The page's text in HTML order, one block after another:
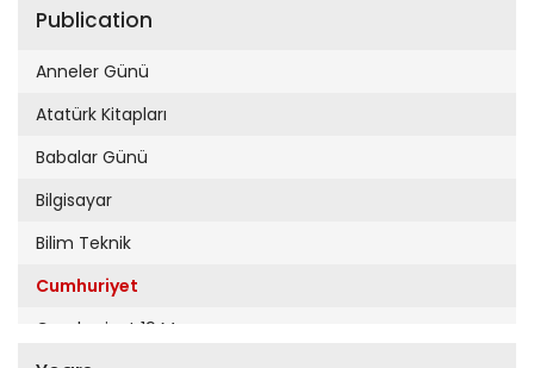
Publication
Anneler Günü
Atatürk Kitapları
Babalar Günü
Bilgisayar
Bilim Teknik
Cumhuriyet
Cumhuriyet 19 Mayıs